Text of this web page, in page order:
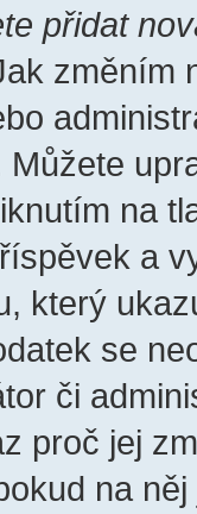
přidat
změním
na
a
který
se
či
proč jej
na